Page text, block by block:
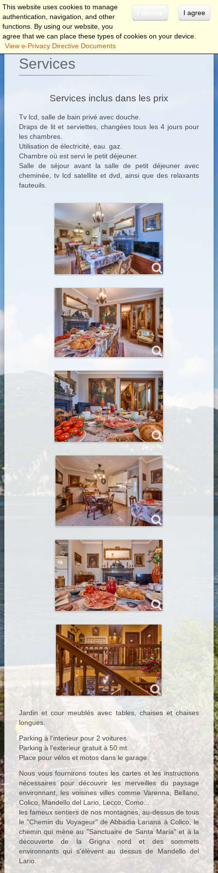
menu
Services
Services inclus dans les prix
Tv lcd, salle de bain privé avec douche.
Draps de lit et serviettes, changées tous les 4 jours pour
les chambres.
Utilisation de électricité, eau. gaz.
Chambre où est servi le petit déjeuner.
Salle de séjour avant la salle de petit déjeuner avec
cheminée, tv lcd satellite et dvd, ainsi que des relaxants
fauteuils.
Jardin et cour meublés avec tables, chaises et chaises
longues.
Parking à l'interieur pour 2 voitures.
Parking à l'exterieur gratuit à 50 mt.
Place pour vélos et motos dans le garage.
Nous vous fournirons toutes les cartes et les instructions
nécessaires pour découvrir les merveilles du paysage
environnant, les voisines villes comme Varenna, Bellano,
Colico, Mandello del Lario, Lecco, Como...
les fameux sentiers de nos montagnes, au-dessus de tous
le "Chemin du Voyageur" de Abbadia Lariana à Colico, le
chemin qui mène au "Sanctuaire de Santa Maria" et à la
découverte de la Grigna nord et des sommets
environnants qui s'élèvent au dessus de Mandello del
Lario.
I agree
This website uses cookies to manage
authentication, navigation, and other
functions. By using our website, you
agree that we can place these types of cookies on your device.
View e-Privacy Directive Documents